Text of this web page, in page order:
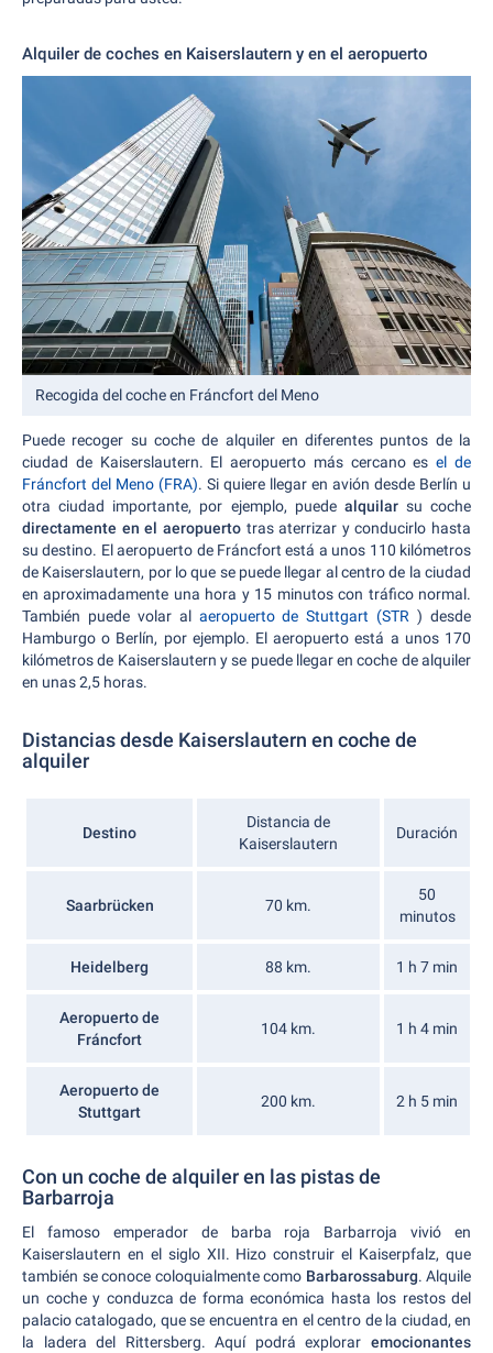
Alquiler de coches en Kaiserslautern y en el aeropuerto
Recogida del coche en Fráncfort del Meno
Puede recoger su coche de alquiler en diferentes puntos de la
ciudad de Kaiserslautern. El aeropuerto más cercano esel de
Fráncfort del Meno (FRA). Si quiere llegar en avión desde Berlín u
otra ciudad importante, por ejemplo, puede alquilarsu coche
directamente en el aeropuertotras aterrizar y conducirlo hasta
su destino. El aeropuerto de Fráncfort está a unos 110 kilómetros
de Kaiserslautern, por lo que se puede llegar al centro de la ciudad
en aproximadamente una hora y 15 minutos con tráfico normal.
También puede volar al aeropuerto de Stuttgart (STR ) desde
Hamburgo o Berlín, por ejemplo. El aeropuerto está a unos 170
kilómetros de Kaiserslautern y se puede llegar en coche de alquiler
en unas 2,5 horas.
Distancias desde Kaiserslautern en coche de
alquiler
Destino
Distancia de
Kaiserslautern
Duración
Saarbrücken 70 km.
50
minutos
Heidelberg 88 km. 1 h 7 min
Aeropuerto de
Fráncfort
104 km. 1 h 4 min
Aeropuerto de
Stuttgart
200 km. 2 h 5 min
Con un coche de alquiler en las pistas de
Barbarroja
El famoso emperador de barba roja Barbarroja vivió en
Kaiserslautern en el siglo XII. Hizo construir el Kaiserpfalz, que
también se conoce coloquialmente como Barbarossaburg. Alquile
un coche y conduzca de forma económica hasta los restos del
palacio catalogado, que se encuentra en el centro de la ciudad, en
la ladera del Rittersberg. Aquí podrá explorar emocionantes